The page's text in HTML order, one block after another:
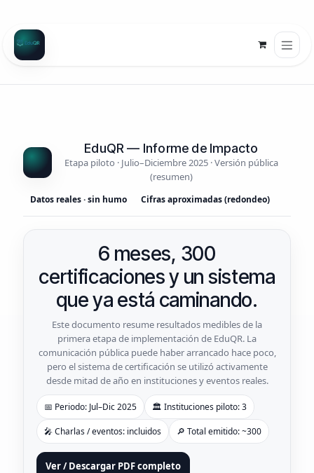
EduQR — Informe de Impacto
Etapa piloto · Julio–Diciembre 2025 · Versión pública
(resumen)
Datos reales · sin humo Cifras aproximadas (redondeo)
6 meses, 300
certificaciones y un sistema
que ya está caminando.
Este documento resume resultados medibles de la
primera etapa de implementación de EduQR. La
comunicación pública puede haber arrancado hace poco,
pero el sistema de certificación se utilizó activamente
desde mitad de año en instituciones y eventos reales.
📅 Periodo: Jul–Dic 2025 🏛️ Instituciones piloto: 3
🎤 Charlas / eventos: incluidos 🔎 Total emitido: ~300
Ver / Descargar PDF completo